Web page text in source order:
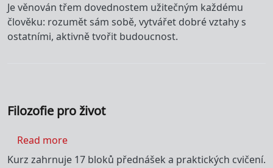
Je věnován třem dovednostem užitečným každému
člověku: rozumět sám sobě, vytvářet dobré vztahy s
ostatními, aktivně tvořit budoucnost.
Filozofie pro život
Read moreabout Filozofie pro život
Kurz zahrnuje 17 bloků přednášek a praktických cvičení.